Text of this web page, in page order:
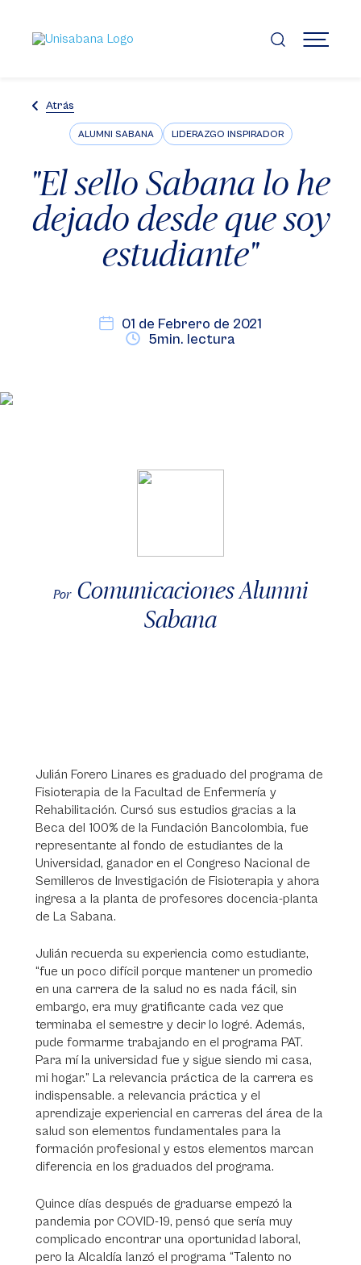
contenido
principal
MENÚ
Atrás
ALUMNI SABANA LIDERAZGO INSPIRADOR
"El sello Sabana lo he
dejado desde que soy
estudiante"
01 de Febrero de 2021
5min. lectura
Por Comunicaciones Alumni
Sabana
Julián Forero Linares es graduado del programa de
Fisioterapia de la Facultad de Enfermería y
Rehabilitación. Cursó sus estudios gracias a la
Beca del 100% de la Fundación Bancolombia, fue
representante al fondo de estudiantes de la
Universidad, ganador en el Congreso Nacional de
Semilleros de Investigación de Fisioterapia y ahora
ingresa a la planta de profesores docencia-planta
de La Sabana.
Julián recuerda su experiencia como estudiante,
“fue un poco difícil porque mantener un promedio
en una carrera de la salud no es nada fácil, sin
embargo, era muy gratificante cada vez que
terminaba el semestre y decir lo logré. Además,
pude formarme trabajando en el programa PAT.
Para mí la universidad fue y sigue siendo mi casa,
mi hogar.” La relevancia práctica de la carrera es
indispensable. a relevancia práctica y el
aprendizaje experiencial en carreras del área de la
salud son elementos fundamentales para la
formación profesional y estos elementos marcan
diferencia en los graduados del programa.
Quince días después de graduarse empezó la
pandemia por COVID-19, pensó que sería muy
complicado encontrar una oportunidad laboral,
pero la Alcaldía lanzó el programa “Talento no